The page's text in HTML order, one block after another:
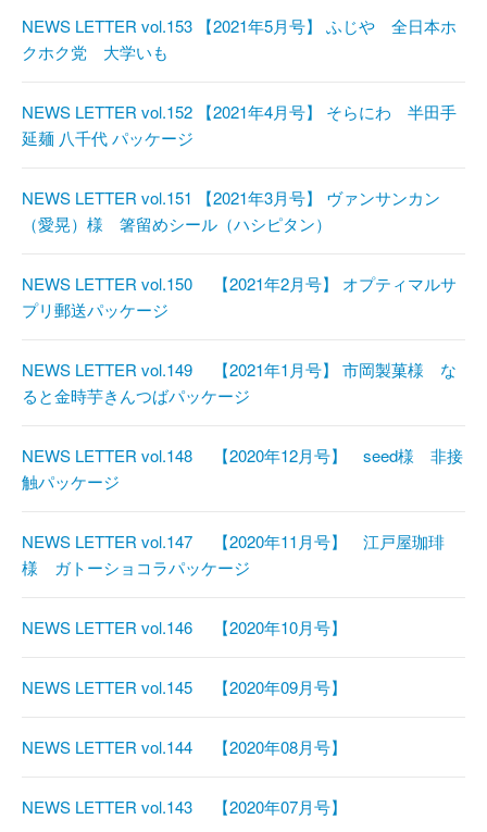
NEWS LETTER vol.153 【2021年5月号】 ふじや 全日本ホ
クホク党 大学いも
NEWS LETTER vol.152 【2021年4月号】 そらにわ 半田手
延麺 八千代 パッケージ
NEWS LETTER vol.151 【2021年3月号】 ヴァンサンカン
（愛晃）様 箸留めシール（ハシピタン）
NEWS LETTER vol.150 【2021年2月号】 オプティマルサ
プリ郵送パッケージ
NEWS LETTER vol.149 【2021年1月号】 市岡製菓様 な
ると金時芋きんつばパッケージ
NEWS LETTER vol.148 【2020年12月号】 seed様 非接
触パッケージ
NEWS LETTER vol.147 【2020年11月号】 江戸屋珈琲
様 ガトーショコラパッケージ
NEWS LETTER vol.146 【2020年10月号】
NEWS LETTER vol.145 【2020年09月号】
NEWS LETTER vol.144 【2020年08月号】
NEWS LETTER vol.143 【2020年07月号】